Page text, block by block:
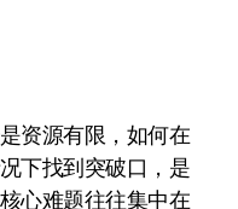
下找到突破口，是
心难题往往集中在